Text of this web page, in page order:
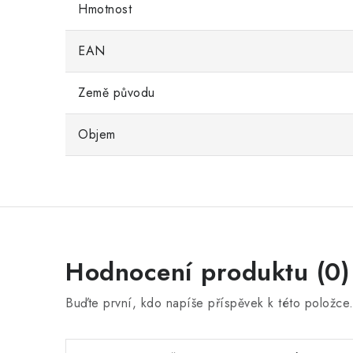
Hmotnost
EAN
Země původu
Objem
Hodnocení produktu (0)
Buďte první, kdo napíše příspěvek k této položce.